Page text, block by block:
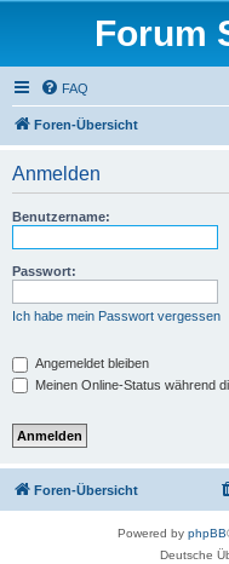
Forum
FAQ
Foren-Übersicht
Anmelden
Benutzername:
Passwort:
Ich habe mein Passwort vergessen
Angemeldet bleiben
Meinen Online-Status während
Foren-Übersicht
Powered by phpBB
Deutsche